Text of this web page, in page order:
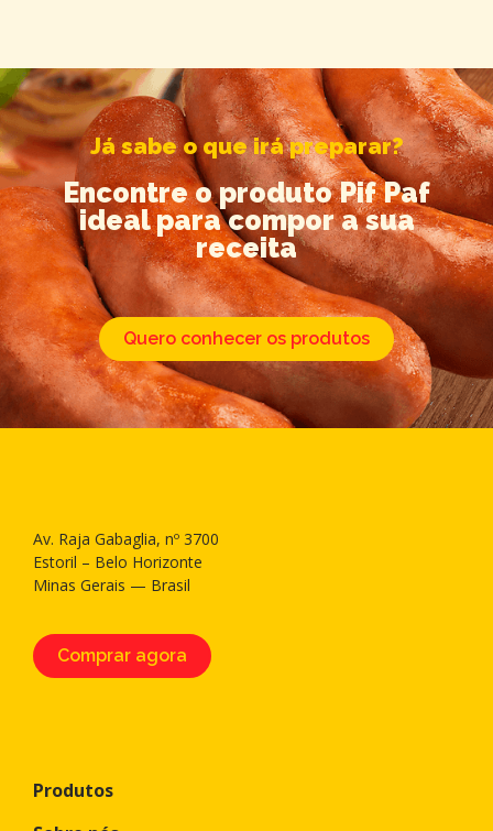
Já sabe o que irá preparar?
Encontre o produto Pif Paf
ideal para compor a sua
receita
Quero conhecer os produtos
Av. Raja Gabaglia, nº 3700
Estoril – Belo Horizonte
Minas Gerais — Brasil
Comprar agora
Produtos